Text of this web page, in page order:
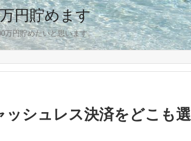
円貯めます
万円貯めたいと思います。
ッシュレス決済をどこも選